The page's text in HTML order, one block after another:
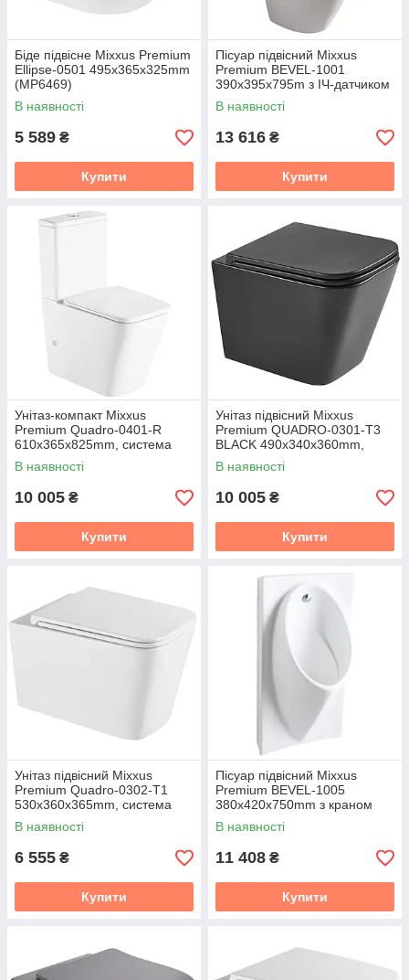
Біде підвісне Mixxus Premium
Ellipse-0501 495x365x325mm
(MP6469)
В наявності
5 589 ₴
Купити
Пісуар підвісний Mixxus
Premium BEVEL-1001
390x395x795m з ІЧ-датчиком
автоматичного змиву
(MP6661)
В наявності
13 616 ₴
Купити
Унітаз-компакт Mixxus
Premium Quadro-0401-R
610x365x825mm, система
змиву RIMLESS (MP6457)
В наявності
10 005 ₴
Купити
Унітаз підвісний Mixxus
Premium QUADRO-0301-T3
BLACK 490х340х360mm,
система змиву TORNADO 3.0
(MP6587)
В наявності
10 005 ₴
Купити
Унітаз підвісний Mixxus
Premium Quadro-0302-T1
530x360x365mm, система
змиву Tornado 1.0 (MP6456)
В наявності
6 555 ₴
Купити
Пісуар підвісний Mixxus
Premium BEVEL-1005
380x420x750mm з краном
для пісуара (MP6664)
В наявності
11 408 ₴
Купити